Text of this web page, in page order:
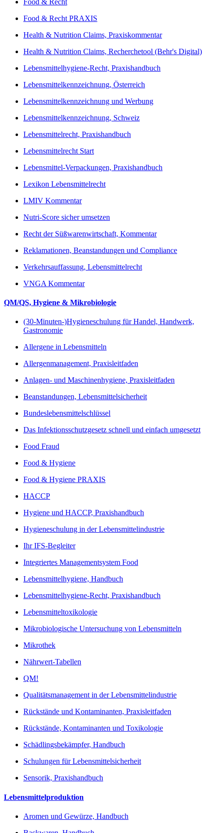
Food & Recht
Food & Recht PRAXIS
Health & Nutrition Claims, Praxiskommentar
Health & Nutrition Claims, Recherchetool (Behr's Digital)
Lebensmittelhygiene-Recht, Praxishandbuch
Lebensmittelkennzeichnung, Österreich
Lebensmittelkennzeichnung und Werbung
Lebensmittelkennzeichnung, Schweiz
Lebensmittelrecht, Praxishandbuch
Lebensmittelrecht Start
Lebensmittel-Verpackungen, Praxishandbuch
Lexikon Lebensmittelrecht
LMIV Kommentar
Nutri-Score sicher umsetzen
Recht der Süßwarenwirtschaft, Kommentar
Reklamationen, Beanstandungen und Compliance
Verkehrsauffassung, Lebensmittelrecht
VNGA Kommentar
QM/QS, Hygiene & Mikrobiologie
(30-Minuten-)Hygieneschulung für Handel, Handwerk,
Gastronomie
Allergene in Lebensmitteln
Allergenmanagement, Praxisleitfaden
Anlagen- und Maschinenhygiene, Praxisleitfaden
Beanstandungen, Lebensmittelsicherheit
Bundeslebensmittelschlüssel
Das Infektionsschutzgesetz schnell und einfach umgesetzt
Food Fraud
Food & Hygiene
Food & Hygiene PRAXIS
HACCP
Hygiene und HACCP, Praxishandbuch
Hygieneschulung in der Lebensmittelindustrie
Ihr IFS-Begleiter
Integriertes Managementsystem Food
Lebensmittelhygiene, Handbuch
Lebensmittelhygiene-Recht, Praxishandbuch
Lebensmitteltoxikologie
Mikrobiologische Untersuchung von Lebensmitteln
Mikrothek
Nährwert-Tabellen
QM!
Qualitätsmanagement in der Lebensmittelindustrie
Rückstände und Kontaminanten, Praxisleitfaden
Rückstände, Kontaminanten und Toxikologie
Schädlingsbekämpfer, Handbuch
Schulungen für Lebensmittelsicherheit
Sensorik, Praxishandbuch
Lebensmittelproduktion
Aromen und Gewürze, Handbuch